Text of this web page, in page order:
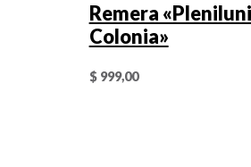
Remera
Colonia»
$999,00